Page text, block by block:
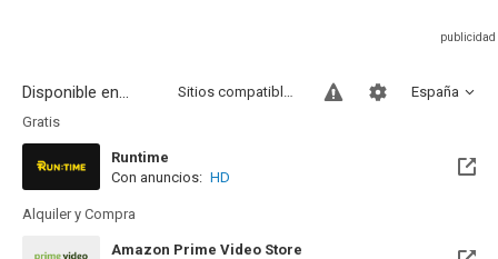
Disponible en... España
Sitios compatibles
Gratis
Runtime
Con anuncios: HD
Alquiler y Compra
Amazon Prime Video Store